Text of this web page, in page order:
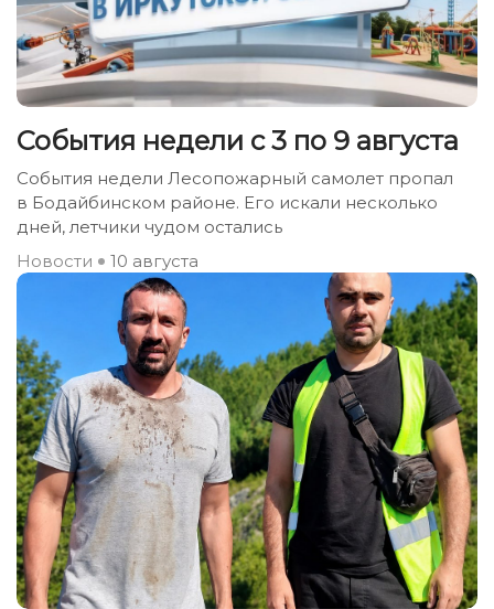
События недели с 3 по 9 августа
События недели Лесопожарный самолет пропал
в Бодайбинском районе. Его искали несколько
дней, летчики чудом остались
Новости
10 августа